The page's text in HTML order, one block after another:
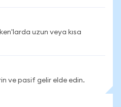
uzun veya kısa
ve pasif gelir elde edin.